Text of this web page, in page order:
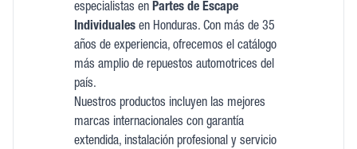
especialistas en Partes de Escape
Individualesen Honduras. Con más de 35
años de experiencia, ofrecemos el catálogo
más amplio de repuestos automotrices del
país.
Nuestros productos incluyen las mejores
marcas internacionales con garantía
extendida, instalación profesional y servicio